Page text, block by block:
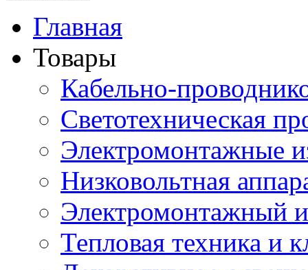
Главная
Товары
Кабельно-
Светотехническая
Электромонтажные
Низковольтная
Электромонтажный
Тепловая техника и